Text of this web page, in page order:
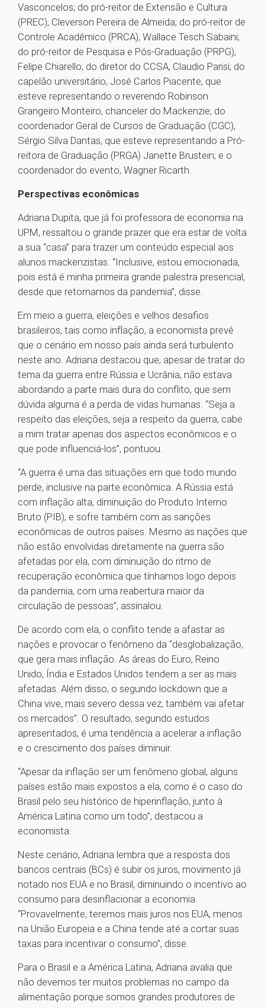
Vasconcelos; do pró-reitor de Extensão e Cultura
(PREC), Cleverson Pereira de Almeida; do pró-reitor de
Controle Acadêmico (PRCA), Wallace Tesch Sabaini;
do pró-reitor de Pesquisa e Pós-Graduação (PRPG),
Felipe Chiarello; do diretor do CCSA, Claudio Parisi; do
capelão universitário, José Carlos Piacente, que
esteve representando o reverendo Robinson
Grangeiro Monteiro, chanceler do Mackenzie; do
coordenador Geral de Cursos de Graduação (CGC),
Sérgio Silva Dantas, que esteve representando a Pró-
reitora de Graduação (PRGA) Janette Brustein; e o
coordenador do evento, Wagner Ricarth.
Perspectivas econômicas
Adriana Dupita, que já foi professora de economia na
UPM, ressaltou o grande prazer que era estar de volta
a sua “casa” para trazer um conteúdo especial aos
alunos mackenzistas. “Inclusive, estou emocionada,
pois está é minha primeira grande palestra presencial,
desde que retornamos da pandemia”, disse.
Em meio a guerra, eleições e velhos desafios
brasileiros, tais como inflação, a economista prevê
que o cenário em nosso país ainda será turbulento
neste ano. Adriana destacou que, apesar de tratar do
tema da guerra entre Rússia e Ucrânia, não estava
abordando a parte mais dura do conflito, que sem
dúvida alguma é a perda de vidas humanas. “Seja a
respeito das eleições, seja a respeito da guerra, cabe
a mim tratar apenas dos aspectos econômicos e o
que pode influenciá-los”, pontuou.
“A guerra é uma das situações em que todo mundo
perde, inclusive na parte econômica. A Rússia está
com inflação alta, diminuição do Produto Interno
Bruto (PIB), e sofre também com as sanções
econômicas de outros países. Mesmo as nações que
não estão envolvidas diretamente na guerra são
afetadas por ela, com diminuição do ritmo de
recuperação econômica que tínhamos logo depois
da pandemia, com uma reabertura maior da
circulação de pessoas”, assinalou.
De acordo com ela, o conflito tende a afastar as
nações e provocar o fenômeno da “desglobalização,
que gera mais inflação. As áreas do Euro, Reino
Unido, Índia e Estados Unidos tendem a ser as mais
afetadas. Além disso, o segundo lockdown que a
China vive, mais severo dessa vez, também vai afetar
os mercados”. O resultado, segundo estudos
apresentados, é uma tendência a acelerar a inflação
e o crescimento dos países diminuir.
“Apesar da inflação ser um fenômeno global, alguns
países estão mais expostos a ela, como é o caso do
Brasil pelo seu histórico de hiperinflação, junto à
América Latina como um todo”, destacou a
economista.
Neste cenário, Adriana lembra que a resposta dos
bancos centrais (BCs) é subir os juros, movimento já
notado nos EUA e no Brasil, diminuindo o incentivo ao
consumo para desinflacionar a economia.
“Provavelmente, teremos mais juros nos EUA, menos
na União Europeia e a China tende até a cortar suas
taxas para incentivar o consumo”, disse.
Para o Brasil e a América Latina, Adriana avalia que
não devemos ter muitos problemas no campo da
alimentação porque somos grandes produtores de